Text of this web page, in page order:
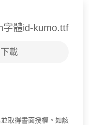
字體id-kumo.ttf
載
取得書面授權。如該